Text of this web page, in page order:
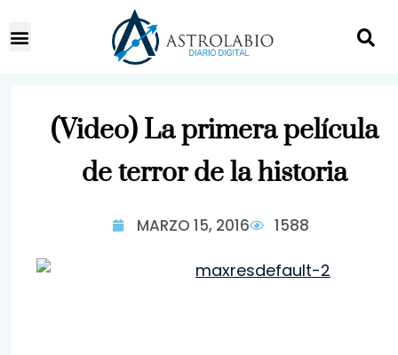
(Video) La primera película
de terror de la historia
MARZO 15, 2016 1588